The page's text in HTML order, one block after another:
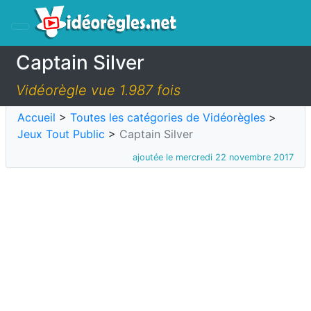
Captain Silver
Vidéorègle vue 1.987 fois
Accueil > Toutes les catégories de Vidéorègles >
Jeux Tout Public > Captain Silver
ajoutée le mercredi 22 novembre 2017